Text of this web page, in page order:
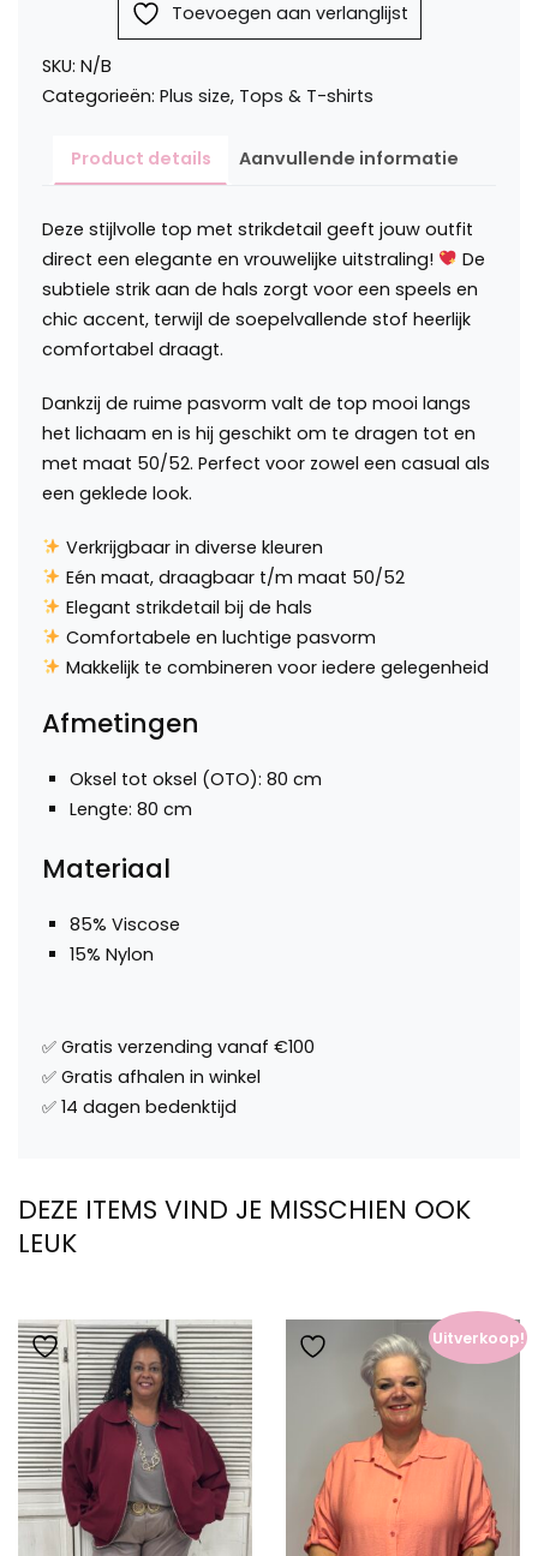
aantal
Toevoegen aan verlanglijst
SKU: N/B
Categorieën: Plus size, Tops & T-shirts
Product details Aanvullende informatie
Deze stijlvolle top met strikdetail geeft jouw outfit
direct een elegante en vrouwelijke uitstraling!
De
subtiele strik aan de hals zorgt voor een speels en
chic accent, terwijl de soepelvallende stof heerlijk
comfortabel draagt.
Dankzij de ruime pasvorm valt de top mooi langs
het lichaam en is hij geschikt om te dragen tot en
met maat 50/52. Perfect voor zowel een casual als
een geklede look.
Verkrijgbaar in diverse kleuren
Eén maat, draagbaar t/m maat 50/52
Elegant strikdetail bij de hals
Comfortabele en luchtige pasvorm
Makkelijk te combineren voor iedere gelegenheid
Afmetingen
Oksel tot oksel (OTO): 80 cm
Lengte: 80 cm
Materiaal
85% Viscose
15% Nylon
DEZE ITEMS VIND JE MISSCHIEN OOK
LEUK
Uitverkoop!